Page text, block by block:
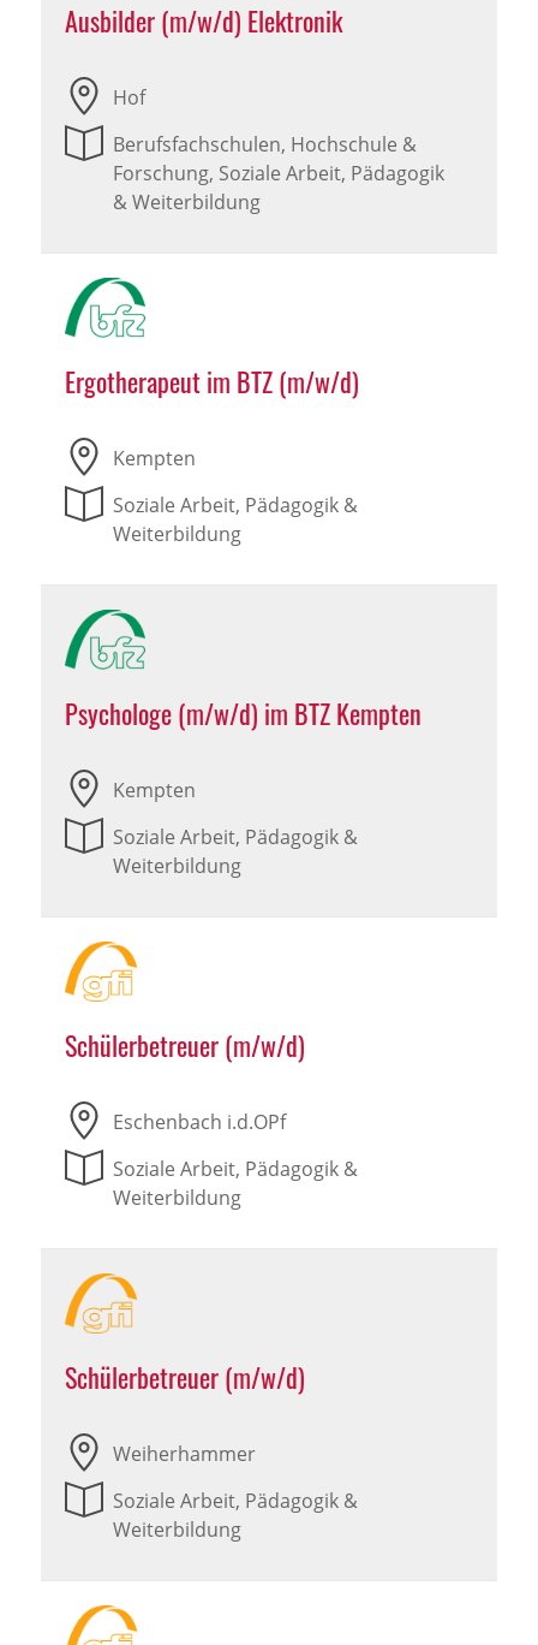
Ausbilder (m/w/d) Elektronik
Hof
Berufsfachschulen, Hochschule &
Forschung, Soziale Arbeit, Pädagogik
& Weiterbildung
Ergotherapeut im BTZ (m/w/d)
Kempten
Soziale Arbeit, Pädagogik &
Weiterbildung
Psychologe (m/w/d) im BTZ Kempten
Kempten
Soziale Arbeit, Pädagogik &
Weiterbildung
Schülerbetreuer (m/w/d)
Eschenbach i.d.OPf
Soziale Arbeit, Pädagogik &
Weiterbildung
Schülerbetreuer (m/w/d)
Weiherhammer
Soziale Arbeit, Pädagogik &
Weiterbildung